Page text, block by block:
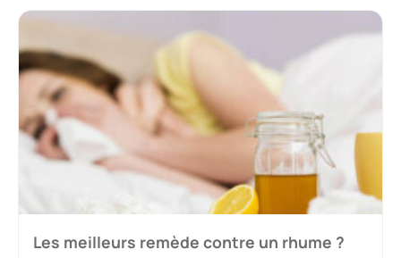
Les meilleurs remède contre un rhume ?